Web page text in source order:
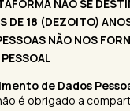
NÃO SE
DE 18 (DEZOITO)
NÃO NOS
de Dados
é obrigado a